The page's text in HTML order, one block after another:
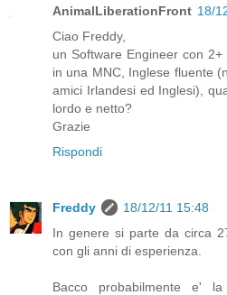
AnimalLiberationFront 18/
Ciao Freddy,
un Software Engineer con
in una MNC, Inglese fluente
amici Irlandesi ed Inglesi),
lordo e netto?
Grazie
Rispondi
Freddy
18/12/11 15:48
In genere si parte da circa
con gli anni di esperienza.
Bacco probabilmente e'